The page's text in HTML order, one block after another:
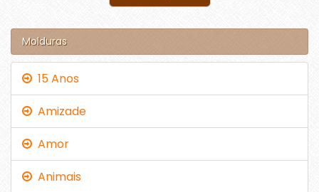
Molduras
15 Anos
Amizade
Amor
Animais